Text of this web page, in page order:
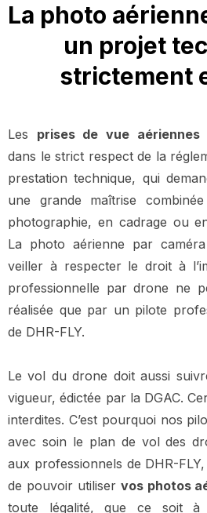
La photo
un projet
strictement
Les prises de vue aériennes
dans le strict respect de la
prestation technique, qui
une grande maîtrise
photographie, en cadrage ou
La photo aérienne par
veiller à respecter le droit à
professionnelle par drone ne
réalisée que par un pilote
de DHR-FLY.
Le vol du drone doit aussi
vigueur, édictée par la DGAC.
interdites. C’est pourquoi nos
avec soin le plan de vol des
aux professionnels de DHR-
de pouvoir utiliser vos photos
toute légalité, que ce soit